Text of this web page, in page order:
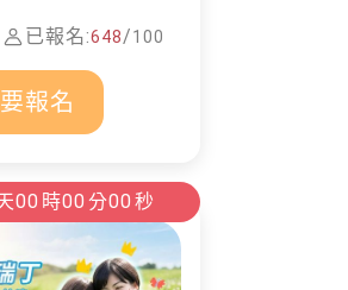
已報名:648/100
報名
00 時00 分00 秒